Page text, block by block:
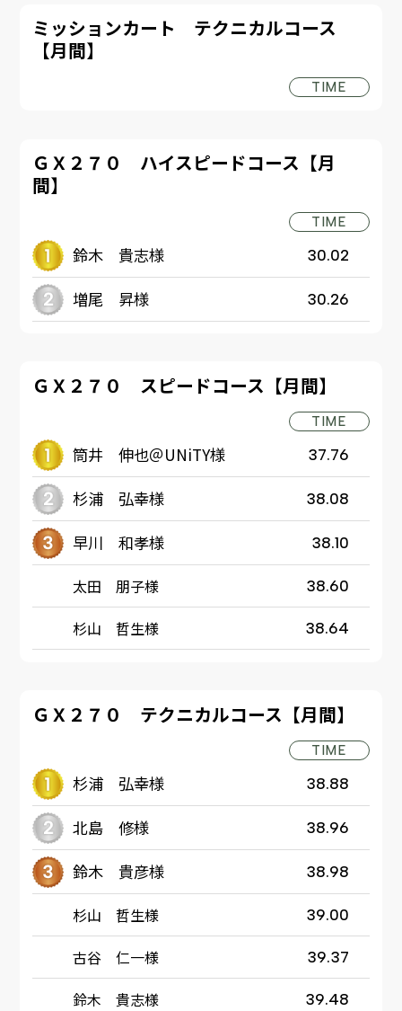
ミッションカート テクニカルコース
【月間】
TIME
ＧＸ２７０ ハイスピードコース【月
間】
TIME
鈴木 貴志様 30.02
増尾 昇様 30.26
ＧＸ２７０ スピードコース【月間】
TIME
筒井 伸也＠UNiTY様 37.76
杉浦 弘幸様 38.08
早川 和孝様 38.10
太田 朋子様 38.60
杉山 哲生様 38.64
ＧＸ２７０ テクニカルコース【月間】
TIME
杉浦 弘幸様 38.88
北島 修様 38.96
鈴木 貴彦様 38.98
杉山 哲生様 39.00
古谷 仁一様 39.37
鈴木 貴志様 39.48